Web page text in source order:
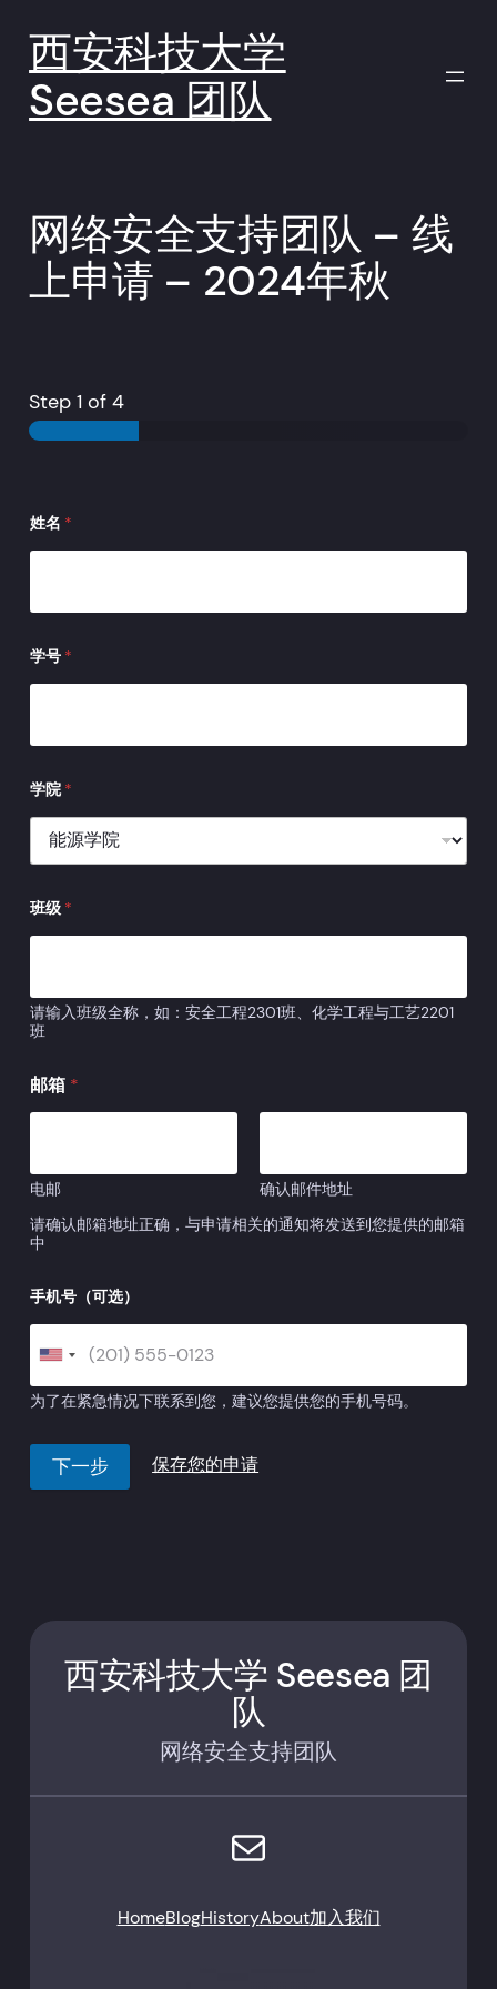
西安科技大学
Seesea 团队
网络安全支持团队 – 线
上申请 – 2024年秋
Step1 of 4
姓名 *
学号 *
学院 *
班级 *
请输入班级全称，如：安全工程2301班、化学工程与工艺2201
班
邮箱 *
电邮
确认邮件地址
请确认邮箱地址正确，与申请相关的通知将发送到您提供的邮箱
中
手机号（可选）
为了在紧急情况下联系到您，建议您提供您的手机号码。
下一步 保存您的申请
西安科技大学 Seesea 团
队
网络安全支持团队
电子邮件
HomeBlogHistoryAbout加入我们